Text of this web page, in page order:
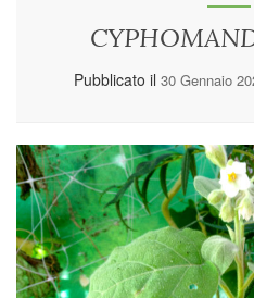
Pubblicato il 30 Gennaio